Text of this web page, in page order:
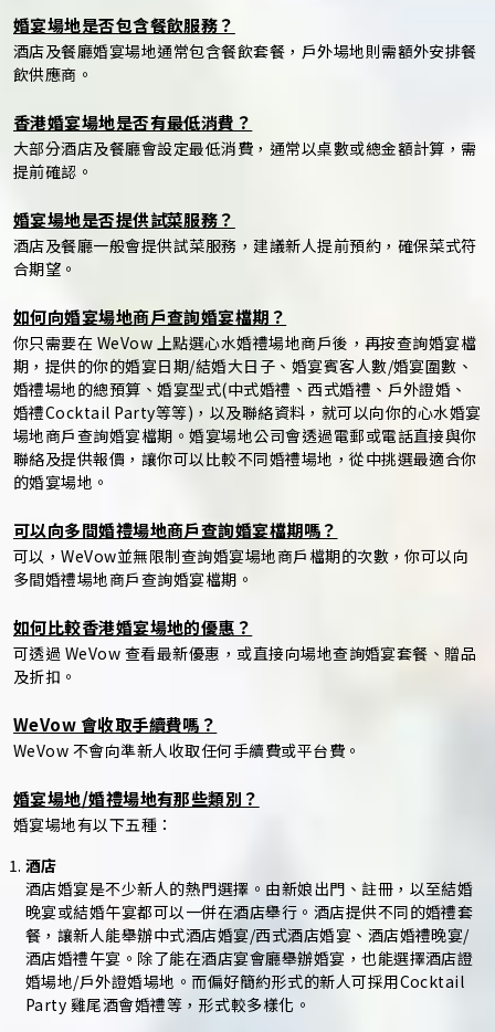
婚宴場地是否包含餐飲服務？
酒店及餐廳婚宴場地通常包含餐飲套餐，戶外場地則需額外安排餐
飲供應商。
香港婚宴場地是否有最低消費？
大部分酒店及餐廳會設定最低消費，通常以桌數或總金額計算，需
提前確認。
婚宴場地是否提供試菜服務？
酒店及餐廳一般會提供試菜服務，建議新人提前預約，確保菜式符
合期望。
如何向婚宴場地商戶查詢婚宴檔期？
你只需要在 WeVow 上點選心水婚禮場地商戶後，再按查詢婚宴檔
期，提供的你的婚宴日期/結婚大日子、婚宴賓客人數/婚宴圍數、
婚禮場地的總預算、婚宴型式(中式婚禮、西式婚禮、戶外證婚、
婚禮Cocktail Party等等)，以及聯絡資料，就可以向你的心水婚宴
場地商戶查詢婚宴檔期。婚宴場地公司會透過電郵或電話直接與你
聯絡及提供報價，讓你可以比較不同婚禮場地，從中挑選最適合你
的婚宴場地。
可以向多間婚禮場地商戶查詢婚宴檔期嗎？
可以，WeVow並無限制查詢婚宴場地商戶檔期的次數，你可以向
多間婚禮場地商戶查詢婚宴檔期。
如何比較香港婚宴場地的優惠？
可透過 WeVow 查看最新優惠，或直接向場地查詢婚宴套餐、贈品
及折扣。
WeVow 會收取手續費嗎？
WeVow 不會向準新人收取任何手續費或平台費。
婚宴場地/婚禮場地有那些類別？
婚宴場地有以下五種：
酒店
酒店婚宴是不少新人的熱門選擇。由新娘出門、註冊，以至結婚
晚宴或結婚午宴都可以一併在酒店舉行。酒店提供不同的婚禮套
餐，讓新人能舉辦中式酒店婚宴/西式酒店婚宴、酒店婚禮晚宴/
酒店婚禮午宴。除了能在酒店宴會廳舉辦婚宴，也能選擇酒店證
婚場地/戶外證婚場地。而偏好簡約形式的新人可採用Cocktail
Party 雞尾酒會婚禮等，形式較多樣化。